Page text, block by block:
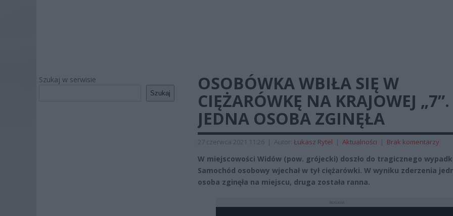
Szukaj w serwisie
Szukaj
OSOBÓWKA WBIŁA SIĘ W
CIĘŻARÓWKĘ NA KRAJOWEJ „7”.
JEDNA OSOBA ZGINĘŁA
27 czerwca 2021 11:26 | Autor: Łukasz Rytel | Aktualności | Brak komentarzy
W miejscowości Widów (pow. grójecki) doszło do tragicznego
Samochód osobowy wjechał w tył ciężarówki. W wyniku zderzenia
osoba zginęła na miejscu, druga została ranna.